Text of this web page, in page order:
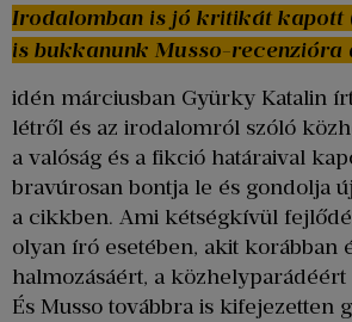
Irodalomban is jó kritikát kapott
is bukkanunk Musso-recenzióra
idén márciusban Gyürky Katalin
létről és az irodalomról szóló
a valóság és a fikció határaival
bravúrosan bontja le és gondolja
a cikkben. Ami kétségkívül
olyan író esetében, akit korábban
halmozásáért, a
És Musso továbbra is kifejezetten